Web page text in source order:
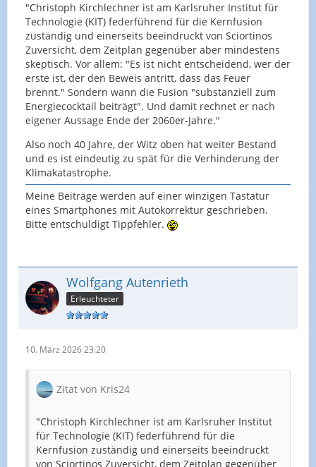
"Christoph Kirchlechner ist am Karlsruher Institut für
Technologie (KIT) federführend für die Kernfusion
zuständig und einerseits beeindruckt von Sciortinos
Zuversicht, dem Zeitplan gegenüber aber mindestens
skeptisch. Vor allem: "Es ist nicht entscheidend, wer der
erste ist, der den Beweis antritt, dass das Feuer
brennt." Sondern wann die Fusion "substanziell zum
Energiecocktail beiträgt". Und damit rechnet er nach
eigener Aussage Ende der 2060er-Jahre."
Also noch 40 Jahre, der Witz oben hat weiter Bestand
und es ist eindeutig zu spät für die Verhinderung der
Klimakatastrophe.
Meine Beiträge werden auf einer winzigen Tastatur
eines Smartphones mit Autokorrektur geschrieben.
Bitte entschuldigt Tippfehler.
Wolfgang Autenrieth
Erleuchteter
10. März 2026 23:20
Zitat von Kris24
"Christoph Kirchlechner ist am Karlsruher Institut
für Technologie (KIT) federführend für die
Kernfusion zuständig und einerseits beeindruckt
von Sciortinos Zuversicht, dem Zeitplan gegenüber